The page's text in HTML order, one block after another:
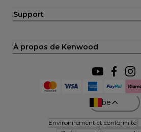
Support
À propos de Kenwood
be
Environnement et conformité